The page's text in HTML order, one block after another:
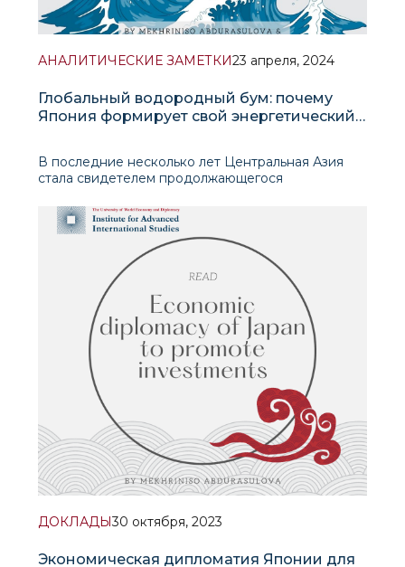
АНАЛИТИЧЕСКИЕ ЗАМЕТКИ23 апреля, 2024
Глобальный водородный бум: почему
Япония формирует свой энергетический
интересует Японию в Казахстане среди
стран Центральной Азии?
В последние несколько лет Центральная Азия
стала свидетелем продолжающегося
в деловой среде и растущим вниманием к
декарбонизации. Казахстан, в частности,
полагается на внутреннее потребление и
экспорт ископаемого топлива, что создает
проблемы для уси
ДОКЛАДЫ30 октября, 2023
Экономическая дипломатия Японии для